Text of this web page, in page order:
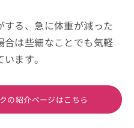
る、急に体重が減った
合は些細なことでも気軽
ます。
の紹介ページはこちら